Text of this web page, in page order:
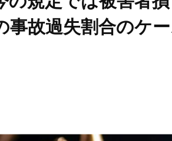
事故過失割合のケ